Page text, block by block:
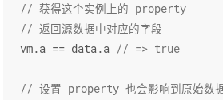
// 获得这个实例上的 property
// 返回源数据中对应的字段
vm.a == data.a // => true
// 设置 property 也会影响到原始数